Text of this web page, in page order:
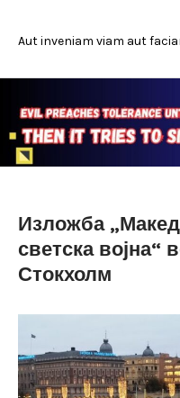
Aut inveniam viam aut
Изложба
светска војна“
Стокхолм